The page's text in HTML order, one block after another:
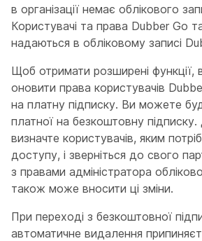
в організації немає облікового
Користувачі та права Dubber Go
надаються в обліковому записі
Щоб отримати розширені функції,
оновити права користувачів
на платну підписку. Ви можете
платної на безкоштовну
визначте користувачів, яким
доступу, і зверніться до свого
з правами адміністратора
також може вносити ці зміни.
При переході з безкоштовної
автоматичне видалення